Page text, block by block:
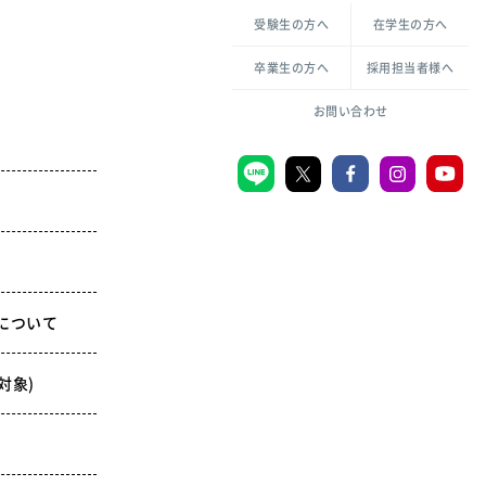
倫理憲章
ハラスメントの防止
共生のための多様性宣言
一般教育課程
教職センター
学芸員課程
図書館司書課程
生活環境科学研究所
受験生の方へ
在学生の方へ
卒業生の方へ 採用担当者様へ
お問い合わせ
ついて
象)